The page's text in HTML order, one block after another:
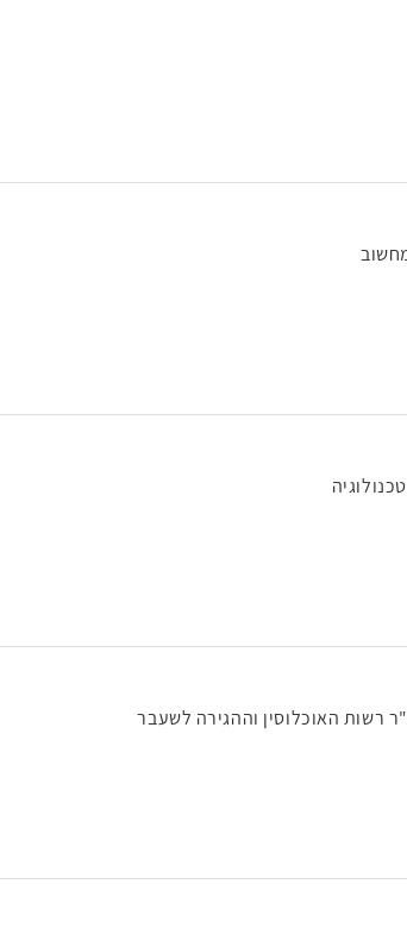
רשות האוכלוסין וההגירה לשעבר